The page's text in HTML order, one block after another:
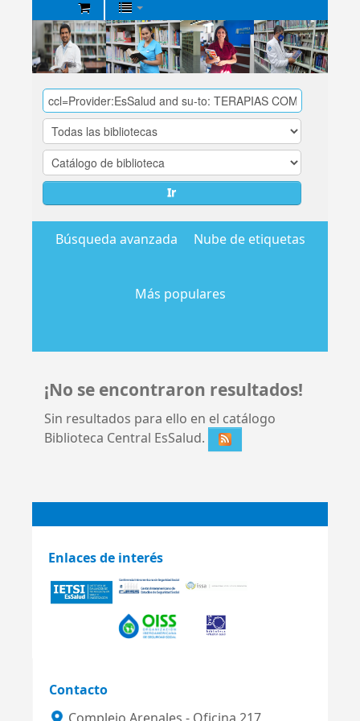
Biblioteca
Central
EsSalud
Ir
Búsqueda avanzada Nube de etiquetas
Más populares
¡No se encontraron resultados!
Sin resultados para ello en el catálogo
Biblioteca Central EsSalud.
Enlaces de interés
Contacto